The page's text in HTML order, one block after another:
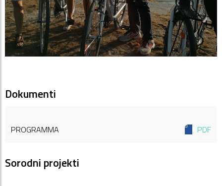
Dokumenti
PROGRAMMA PDF
Sorodni projekti